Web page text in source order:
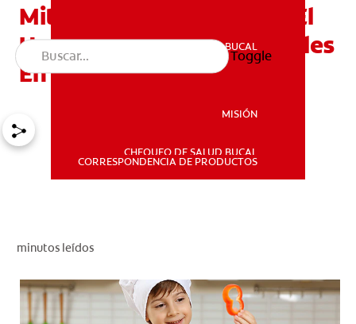
SALUD BUCAL
PROMOCIONES
SALUD BUCAL
MISIÓN
CHEQUEO DE SALUD BUCAL
CORRESPONDENCIA DE PRODUCTOS
Toggle
Mitos Y Verdades Sobre El
Uso De Las Cremas Dentales
En La Infancia
minutos leídos